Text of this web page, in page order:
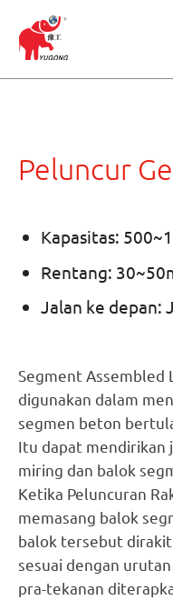
Peluncur
Kapasitas:
Rentang:
Jalan ke depan:
Segment Assembled
digunakan dalam
segmen beton
Itu dapat mendirikan
miring dan balok
Ketika Peluncuran
memasang balok
balok tersebut
sesuai dengan urutan
pra-tekanan